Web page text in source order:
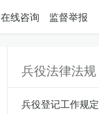
在线咨询 监督举报
兵役法律法规
兵役登记工作规定